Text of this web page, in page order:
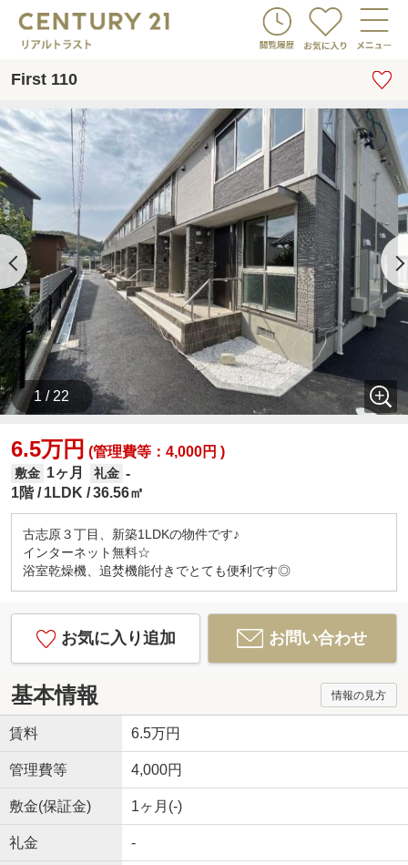
First 110
1 / 22
6.5万円 (管理費等：4,000円 )
敷金 1ヶ月 礼金 -
1階
1LDK 36.56㎡
古志原３丁目、新築1LDKの物件です♪
インターネット無料☆
浴室乾燥機、追焚機能付きでとても便利です◎
お気に入り追加 お問い合わせ
基本情報 情報の見方
賃料 6.5万円
管理費等 4,000円
敷金(保証金) 1ヶ月(-)
礼金 -